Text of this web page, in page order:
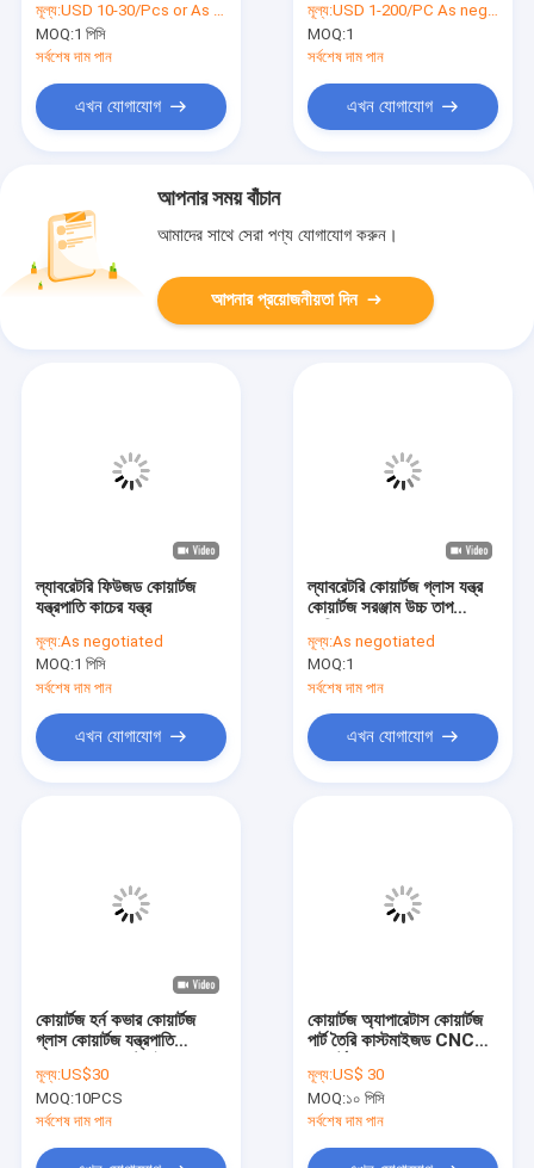
মূল্য:USD 10-30/Pcs or As negotiated
MOQ:1 পিসি
সর্বশেষ দাম পান
এখন যোগাযোগ
মূল্য:USD 1-200/PC As negotiated
MOQ:1
সর্বশেষ দাম পান
এখন যোগাযোগ
আপনার সময় বাঁচান
আমাদের সাথে সেরা পণ্য যোগাযোগ করুন।
আপনার প্রয়োজনীয়তা দিন
ল্যাবরেটরি ফিউজড কোয়ার্টজ
যন্ত্রপাতি কাচের যন্ত্র
মূল্য:As negotiated
MOQ:1 পিসি
সর্বশেষ দাম পান
এখন যোগাযোগ
ল্যাবরেটরি কোয়ার্টজ গ্লাস যন্ত্র
কোয়ার্টজ সরঞ্জাম উচ্চ তাপ
মূল্য:As negotiated
MOQ:1
সর্বশেষ দাম পান
এখন যোগাযোগ
কোয়ার্টজ হর্ন কভার কোয়ার্টজ
গ্লাস কোয়ার্টজ যন্ত্রপাতি
মূল্য:US$30
MOQ:10PCS
সর্বশেষ দাম পান
কোয়ার্টজ অ্যাপারেটাস কোয়ার্টজ
পার্ট তৈরি কাস্টমাইজড CNC
মূল্য:US$ 30
MOQ:১০ পিসি
সর্বশেষ দাম পান